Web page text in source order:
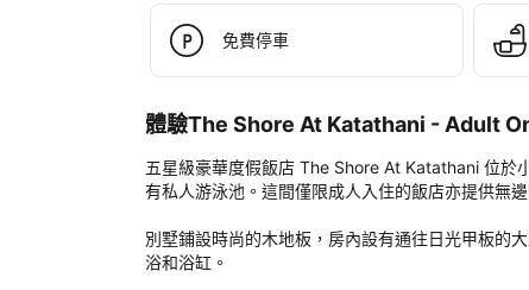
At
-
-
評
免費停車
體驗The Shore At Katathani - Adult
五星級豪華度假飯店 The Shore At Katathani 位於
有私人游泳池。這間僅限成人入住的飯店亦提供無
別墅鋪設時尚的木地板，房內設有通往日光甲板的
浴和浴缸。